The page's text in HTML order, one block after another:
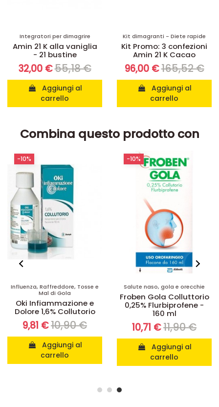
Integratori per dimagrire
Amin 21 K alla vaniglia
- 21 bustine
32,00 €55,18 €
carrello
Kit dimagranti - Diete rapide
Kit Promo: 3 confezioni
Amin 21 K Cacao
96,00 €165,52 €
carrello
Combina questo prodotto con
Influenza, Raffreddore, Tosse e
Mal di Gola
Oki Infiammazione e
Dolore 1,6% Collutorio
9,81 €10,90 €
carrello
-10%
Salute naso, gola e orecchie
Froben Gola Colluttorio
0,25% Flurbiprofene -
160 ml
10,71 €11,90 €
carrello
-10%